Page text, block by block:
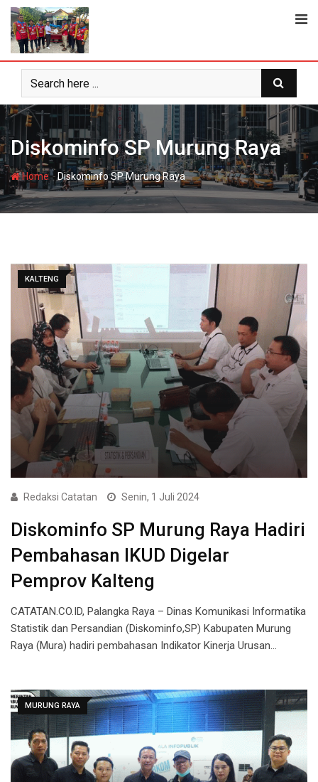
Skip
content
Diskominfo SP Murung Raya
Home-Diskominfo SP Murung Raya
KALTENG
Redaksi Catatan Senin, 1 Juli 2024
Diskominfo SP Murung Raya Hadiri
Pembahasan IKUD Digelar
Pemprov Kalteng
CATATAN.CO.ID, Palangka Raya – Dinas Komunikasi Informatika
Statistik dan Persandian (Diskominfo,SP) Kabupaten Murung
Raya (Mura) hadiri pembahasan Indikator Kinerja Urusan…
MURUNG RAYA